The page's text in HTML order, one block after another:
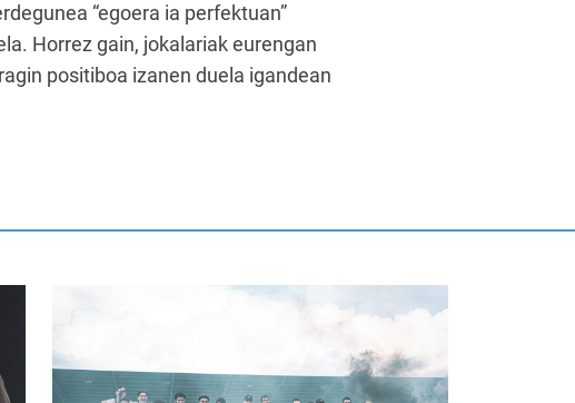
“egoera ia perfektuan”
Horrez gain, jokalariak eurengan
positiboa izanen duela igandean